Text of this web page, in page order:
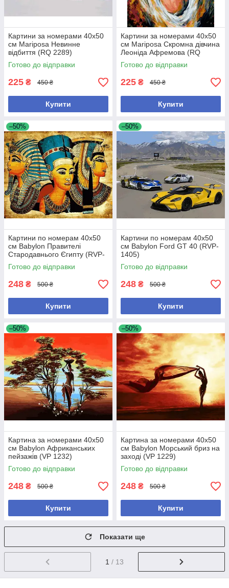
Картини за номерами 40х50
см Mariposa Невинне
відбиття (RQ 2289)
Готово до відправки
225 ₴ 450 ₴
Купити
Картини за номерами 40х50
см Mariposa Скромна дівчина
Леоніда Афремова (RQ
2290)
Готово до відправки
225 ₴ 450 ₴
Купити
–50%
Картини по номерам 40х50
см Babylon Правителі
Стародавнього Єгипту (RVP-
1401)
Готово до відправки
248 ₴ 500 ₴
Купити
–50%
Картини по номерам 40х50
см Babylon Ford GT 40 (RVP-
1405)
Готово до відправки
248 ₴ 500 ₴
Купити
–50%
Картина за номерами 40х50
см Babylon Африканських
пейзажів (VP 1232)
Готово до відправки
248 ₴ 500 ₴
Купити
–50%
Картина за номерами 40х50
см Babylon Морський бриз на
заході (VP 1229)
Готово до відправки
248 ₴ 500 ₴
Купити
Показати ще
1 / 13